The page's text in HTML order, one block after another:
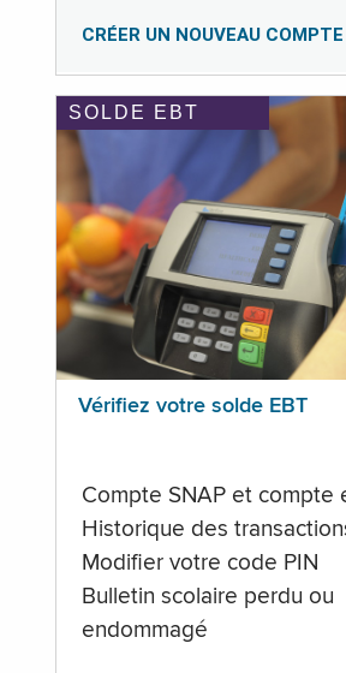
CRÉER UN NOUVEAU COMPTE
SOLDE EBT
Vérifiez votre solde EBT
Compte SNAP et compte
Historique des
Modifier votre code PIN
Bulletin scolaire perdu ou
endommagé